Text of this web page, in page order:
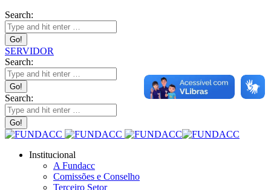
Search:
SERVIDOR
Search:
Search:
Institucional
A Fundacc
Comissões e Conselho
Terceiro Setor